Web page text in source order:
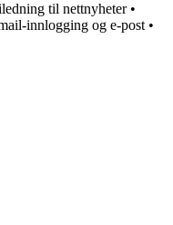
til nettnyheter•
innlogging og e-post •